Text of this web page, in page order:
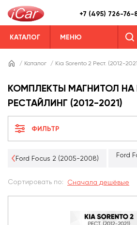
+7 (495) 726-76-
КАТАЛОГ МЕНЮ
/ Каталог / Kia Sorento 2 Рест. (2012-
КОМПЛЕКТЫ МАГНИТОЛ НА
РЕСТАЙЛИНГ (2012-2021)
ФИЛЬТР
Ford Focus 2 (2005-2008)
Ford
Сортировать по: Сначала дешёвые